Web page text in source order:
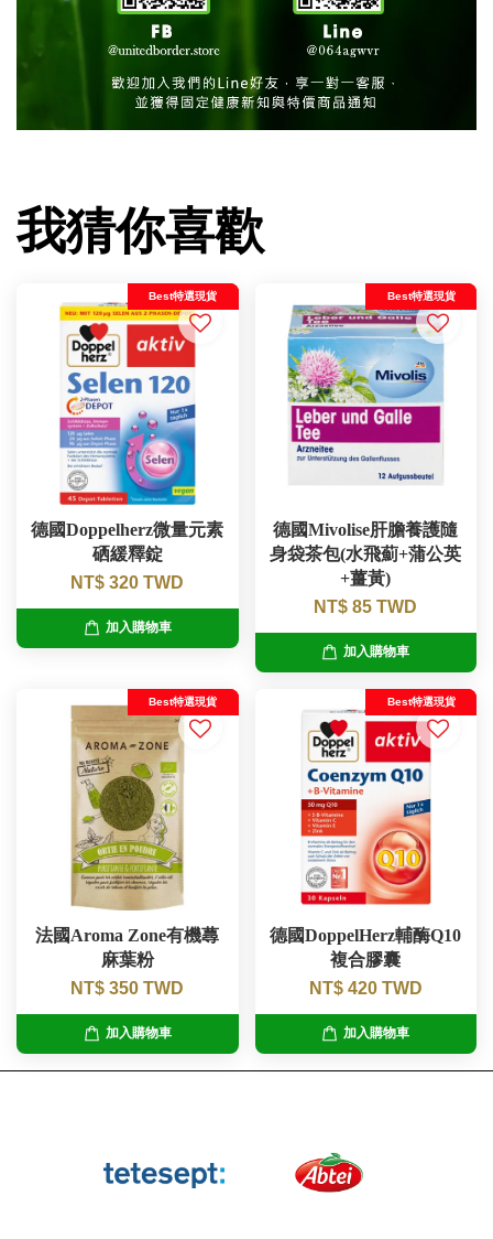
我猜你喜歡
Best特選現貨
德國Doppelherz微量元素
硒緩釋錠
NT$ 320 TWD
加入購物車
Best特選現貨
德國Mivolise肝膽養護隨
身袋茶包(水飛薊+蒲公英
+薑黃)
NT$ 85 TWD
加入購物車
Best特選現貨
法國Aroma Zone有機蕁
麻葉粉
NT$ 350 TWD
加入購物車
Best特選現貨
德國DoppelHerz輔酶Q10
複合膠囊
NT$ 420 TWD
加入購物車